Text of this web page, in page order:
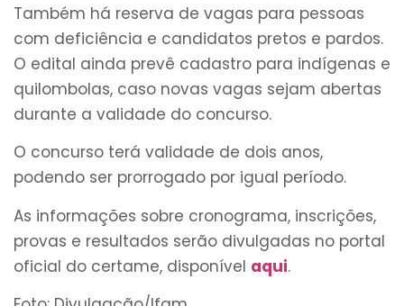
Também há reserva de vagas para pessoas
com deficiência e candidatos pretos e pardos.
O edital ainda prevê cadastro para indígenas e
quilombolas, caso novas vagas sejam abertas
durante a validade do concurso.
O concurso terá validade de dois anos,
podendo ser prorrogado por igual período.
As informações sobre cronograma, inscrições,
provas e resultados serão divulgadas no portal
oficial do certame, disponível aqui.